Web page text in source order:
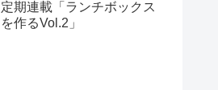
定期連載「ランチボックス
を作るVol.2」